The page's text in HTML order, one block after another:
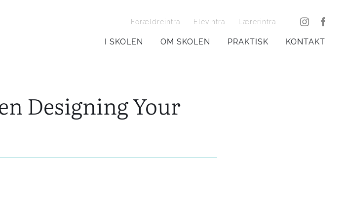
Forældreintra Elevintra Lærerintra
I SKOLEN OM SKOLEN PRAKTISK KONTAKT
Designing Your